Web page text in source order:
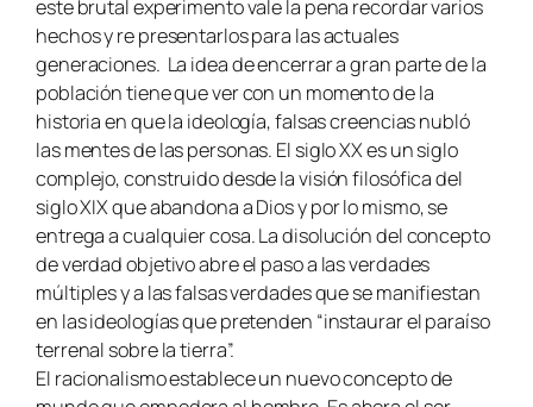
este brutal experimento vale la pena recordar varios
hechos y re presentarlos para las actuales
generaciones. La idea de encerrar a gran parte de la
población tiene que ver con un momento de la
historia en que la ideología, falsas creencias nubló
las mentes de las personas. El siglo XX es un siglo
complejo, construido desde la visión filosófica del
siglo XIX que abandona a Dios y por lo mismo, se
entrega a cualquier cosa. La disolución del concepto
de verdad objetivo abre el paso a las verdades
múltiples y a las falsas verdades que se manifiestan
en las ideologías que pretenden “instaurar el paraíso
terrenal sobre la tierra”.
El racionalismo establece un nuevo concepto de